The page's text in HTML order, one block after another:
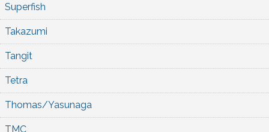
Superfish
Takazumi
Tangit
Tetra
Thomas/Yasunaga
TMC